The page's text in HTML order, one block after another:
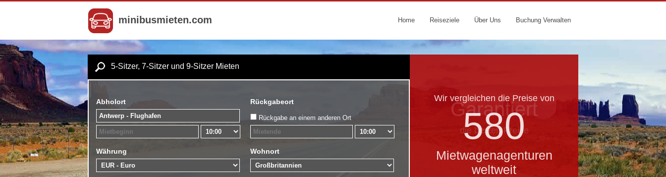
minibusmieten.com Home Reiseziele Über Uns Buchung Verwalten
5-Sitzer, 7-Sitzer und 9-Sitzer Mieten
Abholort Rückgabeort
Rückgabe an einem anderen Ort
Währung Wohnort
Wir vergleichen die Preise von
580
Mietwagenagenturen
weltweit
Garantiert
die besten Preise